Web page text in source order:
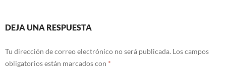
DEJA UNA RESPUESTA
Tu dirección de correo electrónico no será publicada. Los campos
obligatorios están marcados con *